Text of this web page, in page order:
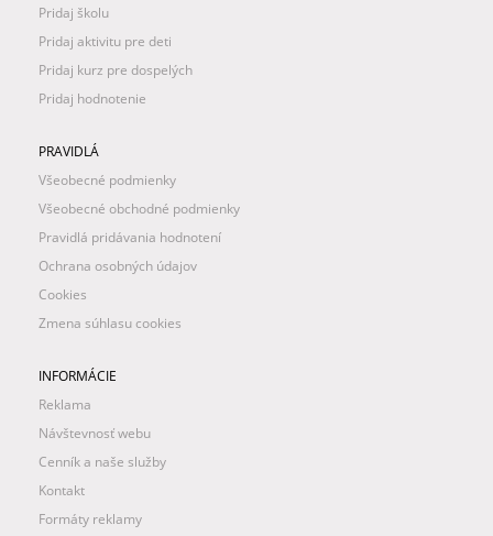
Pridaj školu
Pridaj aktivitu pre deti
Pridaj kurz pre dospelých
Pridaj hodnotenie
PRAVIDLÁ
Všeobecné podmienky
Všeobecné obchodné podmienky
Pravidlá pridávania hodnotení
Ochrana osobných údajov
Cookies
Zmena súhlasu cookies
INFORMÁCIE
Reklama
Návštevnosť webu
Cenník a naše služby
Kontakt
Formáty reklamy